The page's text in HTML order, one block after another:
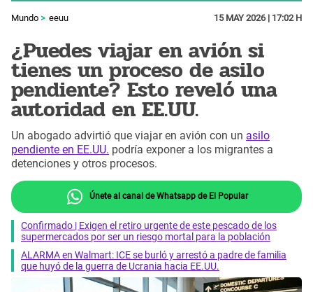
Mundo eeuu 15 MAY 2026 | 17:02 H
¿Puedes viajar en avión si
tienes un proceso de asilo
pendiente? Esto reveló una
autoridad en EE.UU.
Un abogado advirtió que viajar en avión con un asilo
pendiente en EE.UU. podría exponer a los migrantes a
detenciones y otros procesos.
Únete al canal de Whatsapp de El Popular
Confirmado | Exigen el retiro urgente de este pescado de los
supermercados por ser un riesgo mortal para la población
ALARMA en Walmart: ICE se burló y arrestó a padre de familia
que huyó de la guerra de Ucrania hacia EE.UU.